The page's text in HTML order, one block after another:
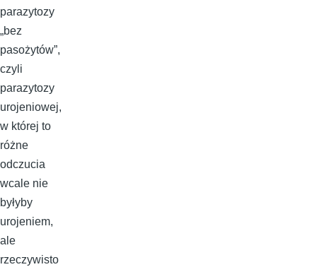
parazytozy
„bez
pasożytów”,
czyli
parazytozy
urojeniowej,
w której to
różne
odczucia
wcale nie
byłyby
urojeniem,
ale
rzeczywisto